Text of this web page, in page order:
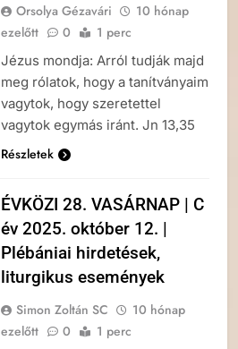
Orsolya Gézavári
10 hónap
ezelőtt
0 1 perc
Jézus mondja: Arról tudják majd
meg rólatok, hogy a tanítványaim
vagytok, hogy szeretettel
vagytok egymás iránt. Jn 13,35
Részletek
ÉVKÖZI 28. VASÁRNAP | C
év 2025. október 12. |
Plébániai hirdetések,
liturgikus események
Simon Zoltán SC
10 hónap
ezelőtt
0 1 perc